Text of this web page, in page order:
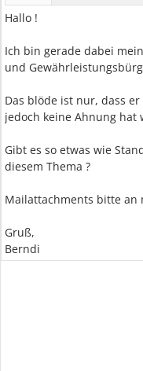
Hallo !
Ich bin gerade dabei
und
Das blöde ist nur, dass
jedoch keine Ahnung hat
Gibt es so etwas wie
diesem Thema ?
Mailattachments bitte an
Gruß,
Berndi